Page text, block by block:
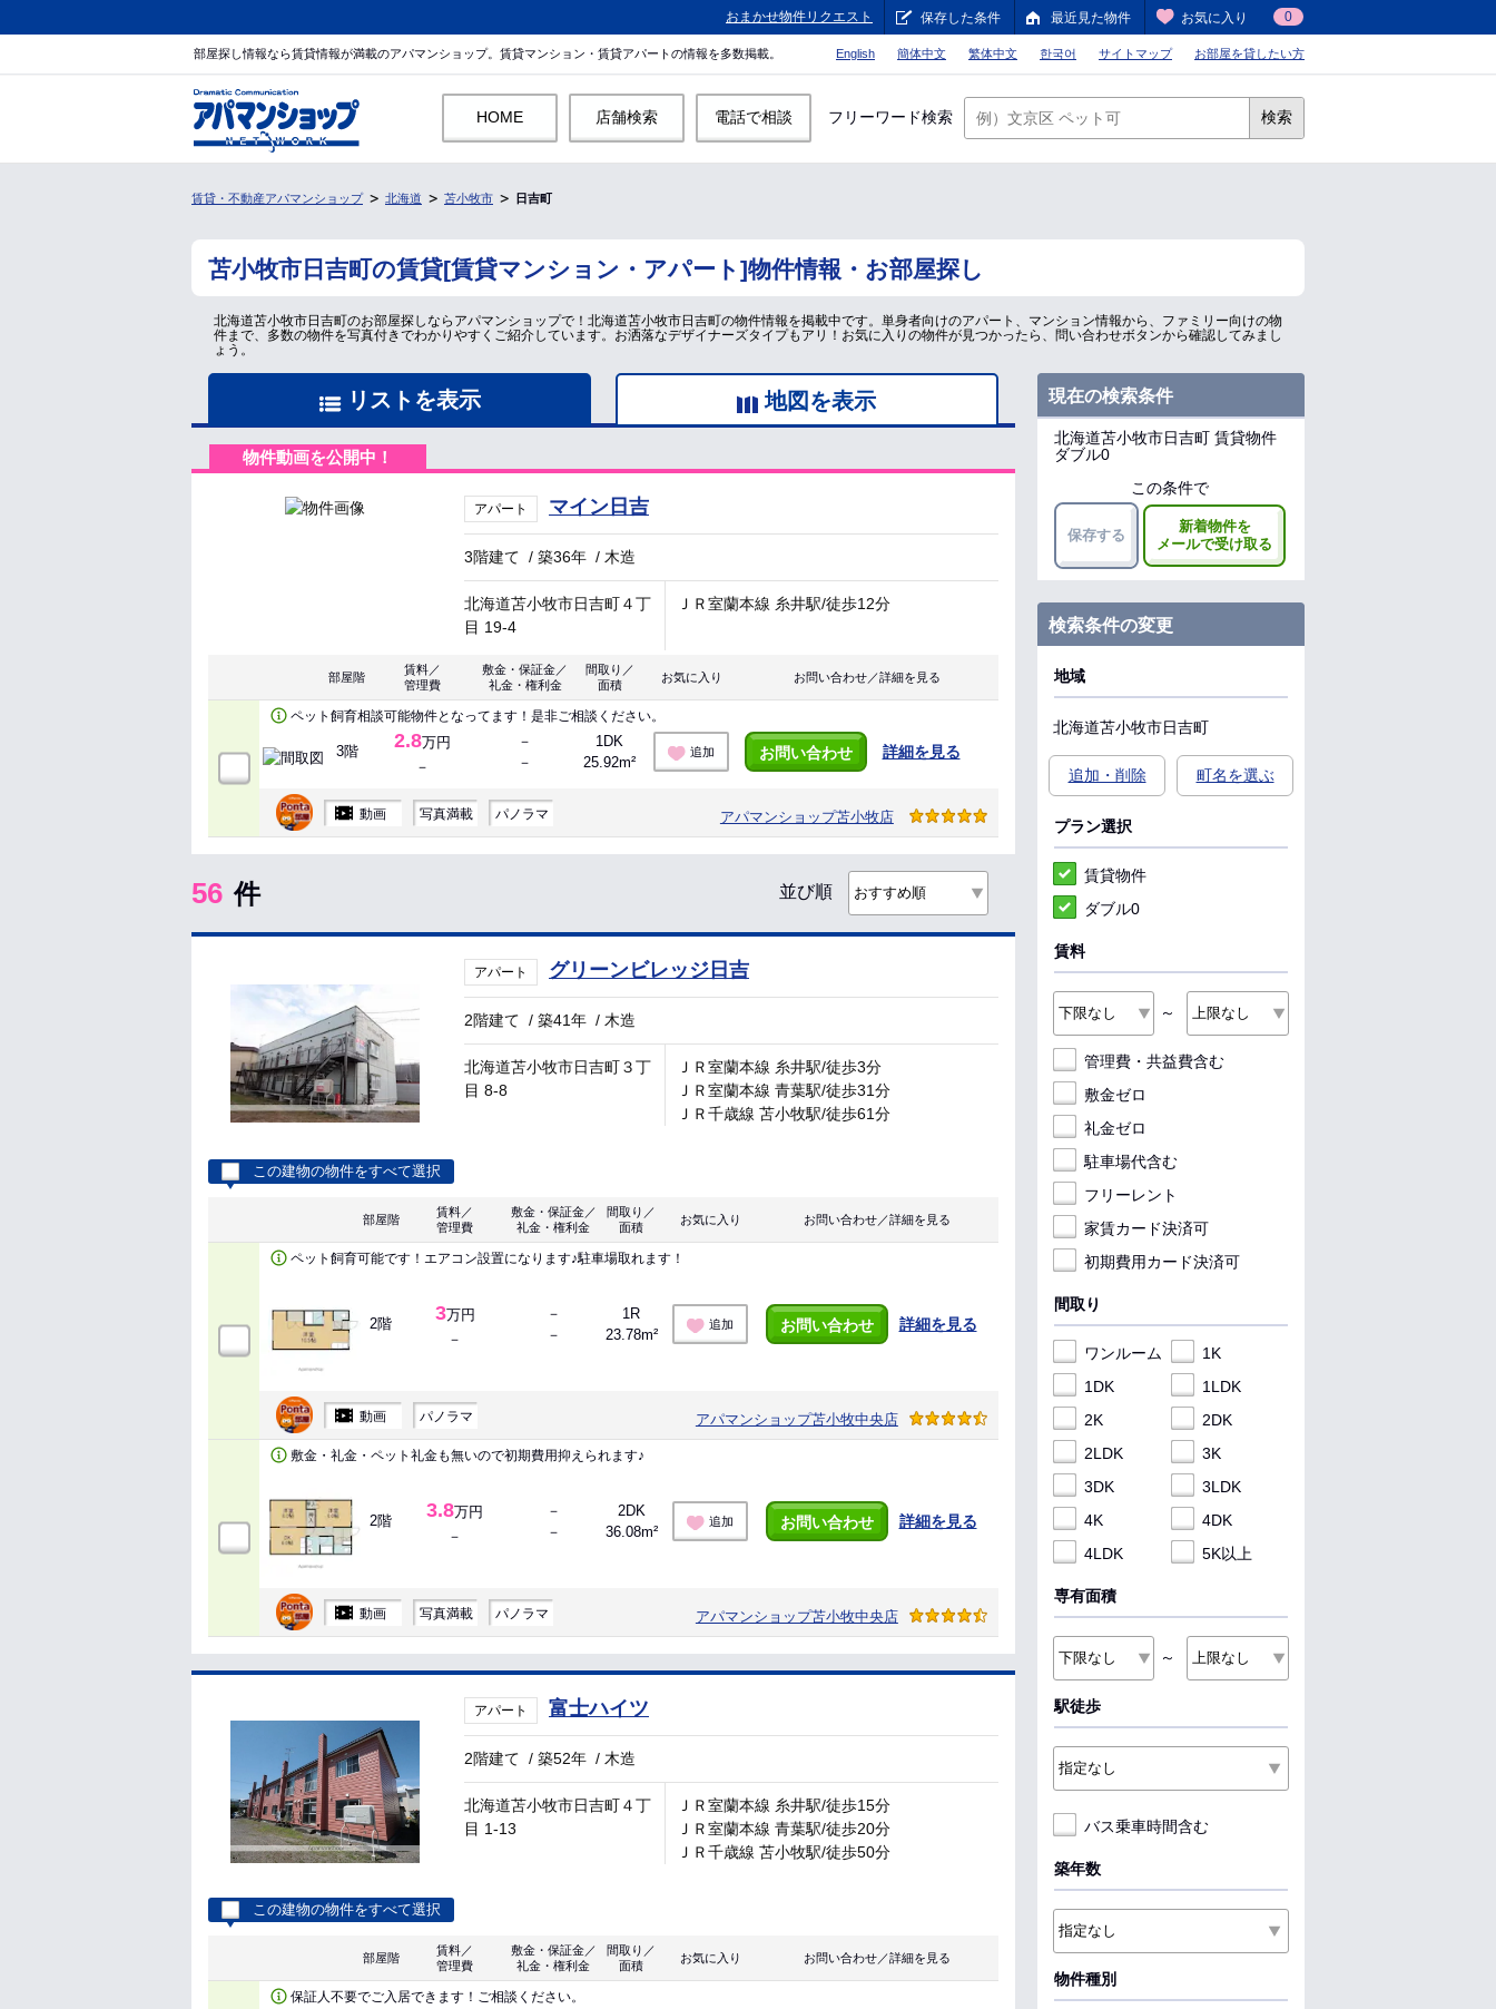
おまかせ物件リクエスト 保存した条件 最近見た物件 お気に入り 0
部屋探し情報なら賃貸情報が満載のアパマンショップ。賃貸マンション・賃貸アパートの情報を多数掲載。 English 簡体中文 繁体中文 한국어 サイトマップ お部屋を貸したい方
HOME 店舗検索 電話で相談 フリーワード検索 検索
賃貸・不動産アパマンショップ 北海道 苫小牧市 日吉町
苫小牧市日吉町の賃貸[賃貸マンション・アパート]物件情報・お部屋探し
北海道苫小牧市日吉町のお部屋探しならアパマンショップで！北海道苫小牧市日吉町の物件情報を掲載中です。単身者向けのアパート、マンション情報から、ファミリー向けの物
件まで、多数の物件を写真付きでわかりやすくご紹介しています。お洒落なデザイナーズタイプもアリ！お気に入りの物件が見つかったら、問い合わせボタンから確認してみまし
ょう。
リストを表示 地図を表示
物件動画を公開中！
アパート マイン日吉
3階建て /築36年 / 木造
北海道苫小牧市日吉町４丁
目 19-4
ＪＲ室蘭本線 糸井駅/徒歩12分
部屋階
賃料／
管理費
敷金・保証金／
礼金・権利金
間取り／
面積
お気に入り お問い合わせ／詳細を見る
ペット飼育相談可能物件となってます！是非ご相談ください。
3階 2.8万円
－
－
－
1DK
25.92m²
追加 お問い合わせ 詳細を見る
動画 写真満載 パノラマ アパマンショップ苫小牧店
56 件 並び順
アパート グリーンビレッジ日吉
2階建て /築41年 / 木造
北海道苫小牧市日吉町３丁
目 8-8
ＪＲ室蘭本線 糸井駅/徒歩3分
ＪＲ室蘭本線 青葉駅/徒歩31分
ＪＲ千歳線 苫小牧駅/徒歩61分
この建物の物件をすべて選択
部屋階
賃料／
管理費
敷金・保証金／
礼金・権利金
間取り／
面積
お気に入り お問い合わせ／詳細を見る
ペット飼育可能です！エアコン設置になります♪駐車場取れます！
2階 3万円
－
－
－
1R
23.78m²
追加 お問い合わせ 詳細を見る
動画 パノラマ アパマンショップ苫小牧中央店
敷金・礼金・ペット礼金も無いので初期費用抑えられます♪
2階 3.8万円
－
－
－
2DK
36.08m²
追加 お問い合わせ 詳細を見る
動画 写真満載 パノラマ アパマンショップ苫小牧中央店
アパート 富士ハイツ
2階建て /築52年 / 木造
北海道苫小牧市日吉町４丁
目 1-13
ＪＲ室蘭本線 糸井駅/徒歩15分
ＪＲ室蘭本線 青葉駅/徒歩20分
ＪＲ千歳線 苫小牧駅/徒歩50分
この建物の物件をすべて選択
部屋階
賃料／
管理費
敷金・保証金／
礼金・権利金
間取り／
面積
お気に入り お問い合わせ／詳細を見る
保証人不要でご入居できます！ご相談ください。
現在の検索条件
北海道苫小牧市日吉町 賃貸物件
ダブル0
この条件で
保存する
新着物件を
メールで受け取る
検索条件の変更
地域
北海道苫小牧市日吉町
追加・削除 町名を選ぶ
プラン選択
賃貸物件
ダブル0
賃料
～
管理費・共益費含む
敷金ゼロ
礼金ゼロ
駐車場代含む
フリーレント
家賃カード決済可
初期費用カード決済可
間取り
ワンルーム
1K
1DK
1LDK
2K
2DK
2LDK
3K
3DK
3LDK
4K
4DK
4LDK
5K以上
専有面積
～
駅徒歩
バス乗車時間含む
築年数
物件種別